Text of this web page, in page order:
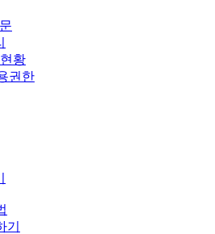
황
권한
기